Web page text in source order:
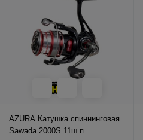
AZURA Катушка спиннинговая
Sawada 2000S 11ш.п.